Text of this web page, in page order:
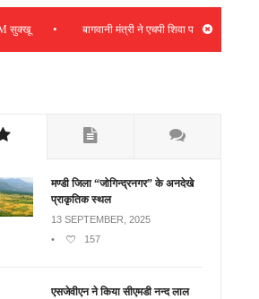
• बागवानी मंत्री ने एचपी शिवा परियोजना की समीक्षा
मण्डी जिला “जोगिन्द्रनगर” के अनदेखे
प्राकृतिक स्थल
13 SEPTEMBER, 2025
•
157
एसजेवीएन ने किया सीएमडी नन्‍द लाल